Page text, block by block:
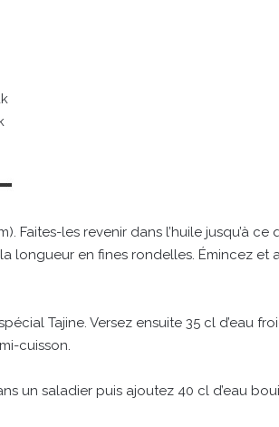
Faites-les revenir dans l’huile jusqu’à ce
longueur en fines rondelles. Émincez et
Tajine. Versez ensuite 35 cl d’eau
cuisson.
un saladier puis ajoutez 40 cl d’eau